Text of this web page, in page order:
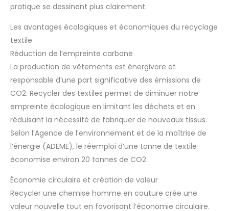
pratique se dessinent plus clairement.
Les avantages écologiques et économiques du recyclage
textile
Réduction de l’empreinte carbone
La production de vêtements est énergivore et
responsable d’une part significative des émissions de
CO2. Recycler des textiles permet de diminuer notre
empreinte écologique en limitant les déchets et en
réduisant la nécessité de fabriquer de nouveaux tissus.
Selon l’Agence de l’environnement et de la maîtrise de
l’énergie (ADEME), le réemploi d’une tonne de textile
économise environ 20 tonnes de CO2.
Économie circulaire et création de valeur
Recycler une chemise homme en couture crée une
valeur nouvelle tout en favorisant l’économie circulaire.